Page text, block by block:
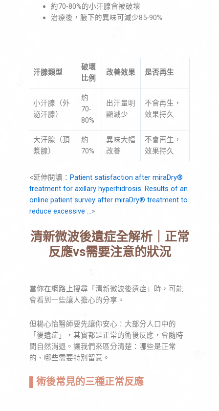
約70-80%的小汗腺會被破壞
治療後，腋下的異味可減少85-90%
汗腺類型
破壞
比例
改善效果 是否再生
小汗腺（外
泌汗腺）
約
70-
80%
出汗量明
顯減少
不會再生，
效果持久
大汗腺（頂
漿腺）
約
70%
異味大幅
改善
不會再生，
效果持久
<延伸閱讀： Patient satisfaction after miraDry®
treatment for axillary hyperhidrosis. Results of an
online patient survey after miraDry® treatment to
reduce excessive …>
清新微波後遺症全解析｜正常
反應vs需要注意的狀況
當你在網路上搜尋「清新微波後遺症」時，可能
會看到一些讓人擔心的分享。
但楊心怡醫師要先讓你安心：大部分人口中的
「後遺症」，其實都是正常的術後反應，會隨時
間自然消退。讓我們來區分清楚：哪些是正常
的、哪些需要特別留意。
術後常見的三種正常反應